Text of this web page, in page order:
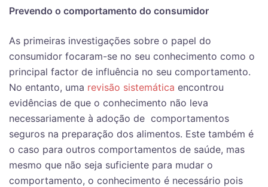
Prevendo o comportamento do consumidor
As primeiras investigações sobre o papel do
consumidor focaram-se no seu conhecimento como o
principal factor de influência no seu comportamento.
No entanto, uma revisão sistemática encontrou
evidências de que o conhecimento não leva
necessariamente à adoção de comportamentos
seguros na preparação dos alimentos. Este também é
o caso para outros comportamentos de saúde, mas
mesmo que não seja suficiente para mudar o
comportamento, o conhecimento é necessário pois